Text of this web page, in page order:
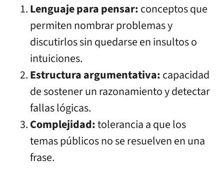
Lenguaje para pensar:conceptos que
permiten nombrar problemas y
discutirlos sin quedarse en insultos o
intuiciones.
Estructura argumentativa:capacidad
de sostener un razonamiento y detectar
fallas lógicas.
Complejidad:tolerancia a que los
temas públicos no se resuelven en una
frase.